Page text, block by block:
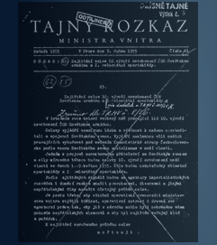
zobrazit PDF dokument